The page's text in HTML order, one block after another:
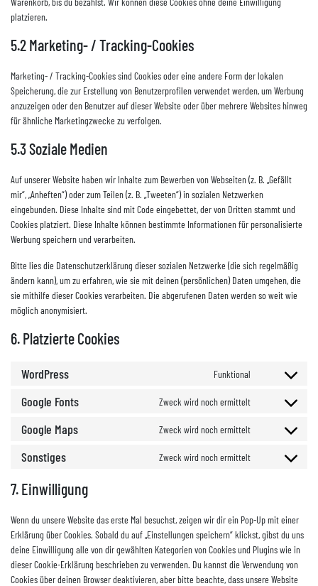
platzieren.
5.2 Marketing- / Tracking-Cookies
Marketing- / Tracking-Cookies sind Cookies oder eine andere Form der lokalen
Speicherung, die zur Erstellung von Benutzerprofilen verwendet werden, um Werbung
anzuzeigen oder den Benutzer auf dieser Website oder über mehrere Websites hinweg
für ähnliche Marketingzwecke zu verfolgen.
5.3 Soziale Medien
Auf unserer Website haben wir Inhalte zum Bewerben von Webseiten (z. B. „Gefällt
mir“, „Anheften“) oder zum Teilen (z. B. „Tweeten“) in sozialen Netzwerken
eingebunden. Diese Inhalte sind mit Code eingebettet, der von Dritten stammt und
Cookies platziert. Diese Inhalte können bestimmte Informationen für personalisierte
Werbung speichern und verarbeiten.
Bitte lies die Datenschutzerklärung dieser sozialen Netzwerke (die sich regelmäßig
ändern kann), um zu erfahren, wie sie mit deinen (persönlichen) Daten umgehen, die
sie mithilfe dieser Cookies verarbeiten. Die abgerufenen Daten werden so weit wie
möglich anonymisiert.
6. Platzierte Cookies
WordPress Funktional
Google Fonts Zweck wird noch ermittelt
Google Maps Zweck wird noch ermittelt
Sonstiges Zweck wird noch ermittelt
7. Einwilligung
Wenn du unsere Website das erste Mal besuchst, zeigen wir dir ein Pop-Up mit einer
Erklärung über Cookies. Sobald du auf „Einstellungen speichern“ klickst, gibst du uns
deine Einwilligung alle von dir gewählten Kategorien von Cookies und Plugins wie in
dieser Cookie-Erklärung beschrieben zu verwenden. Du kannst die Verwendung von
Cookies über deinen Browser deaktivieren, aber bitte beachte, dass unsere Website